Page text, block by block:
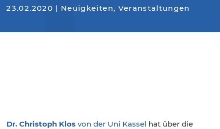
23.02.2020 | Neuigkeiten, Veranstaltungen
Dr. Christoph Klos von der Uni Kassel hat über die